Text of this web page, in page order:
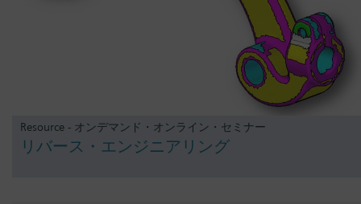
Resource - オンデマンド・オンライン・セミナー
リバース・エンジニアリング